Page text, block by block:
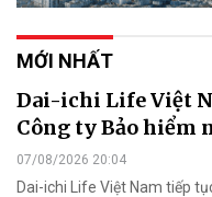
MỚI NHẤT
Dai-ichi Life Việt
Công ty Bảo hiểm
07/08/2026 20:04
Dai-ichi Life Việt Nam tiếp